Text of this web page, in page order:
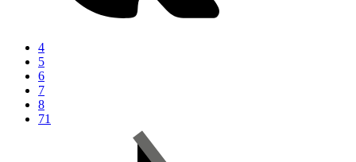
4
5
6
7
8
71